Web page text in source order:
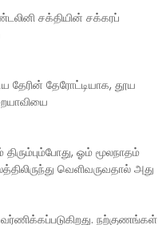
சக்தியின் சக்கரப்
தேரின் தேரோட்டியாக, தூய
ஓம் மூலநாதம்
வெளிவருவதால் அது
நற்குணங்கள்